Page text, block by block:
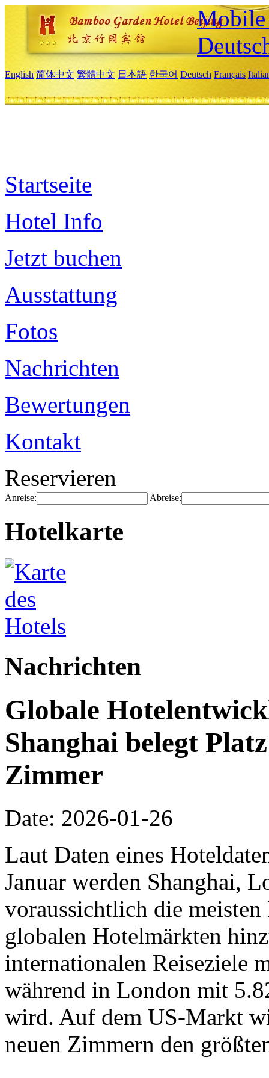
Mobile
English 简体中文 繁體中文 日本語 한국어 Deutsch Français
Startseite
Hotel Info
Jetzt buchen
Ausstattung
Fotos
Nachrichten
Bewertungen
Kontakt
Reservieren
Anreise: Abreise:
Hotelkarte
Nachrichten
Globale
Shanghai belegt
Zimmer
Date: 2026-01-26
Laut Daten eines
Januar werden Shanghai,
voraussichtlich die
globalen Hotelmärkten
internationalen Reiseziele
während in London mit
wird. Auf dem US-Markt
neuen Zimmern den